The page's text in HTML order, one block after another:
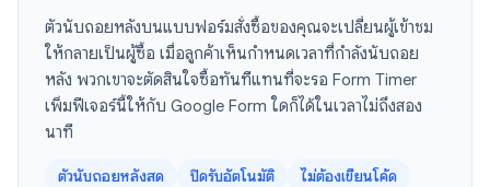
ตัวนับถอยหลังบนแบบฟอร์มสั่งซื้อของคุณจะเปลี่ยนผู้เข้าชม
ให้กลายเป็นผู้ซื้อ เมื่อลูกค้าเห็นกำหนดเวลาที่กำลังนับถอย
หลัง พวกเขาจะตัดสินใจซื้อทันทีแทนที่จะรอ Form Timer
เพิ่มฟีเจอร์นี้ให้กับ Google Form ใดก็ได้ในเวลาไม่ถึงสอง
นาที
ตัวนับถอยหลังสด ปิดรับอัตโนมัติ ไม่ต้องเขียนโค้ด